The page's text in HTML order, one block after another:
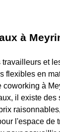
à
et
flexibles en
coworking à
il existe des
l'espace de